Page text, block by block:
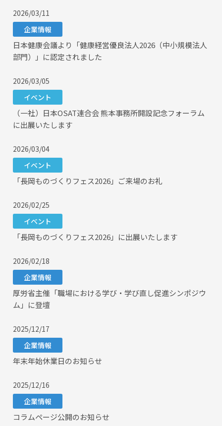
2026/03/11
企業情報
日本健康会議より「健康経営優良法人2026（中小規模法人
部門）」に認定されました
2026/03/05
イベント
（一社）日本OSAT連合会 熊本事務所開設記念フォーラム
に出展いたします
2026/03/04
イベント
「長岡ものづくりフェス2026」ご来場のお礼
2026/02/25
イベント
「長岡ものづくりフェス2026」に出展いたします
2026/02/18
企業情報
厚労省主催「職場における学び・学び直し促進シンポジウ
ム」に登壇
2025/12/17
企業情報
年末年始休業日のお知らせ
2025/12/16
企業情報
コラムページ公開のお知らせ